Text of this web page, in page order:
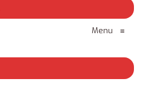
Menu ≡